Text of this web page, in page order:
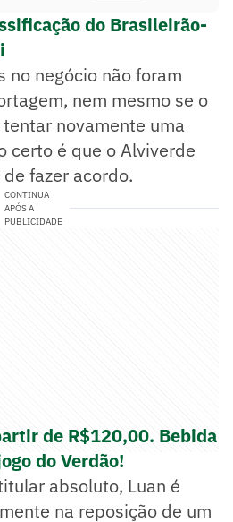
do Brasileirão-
no negócio não foram
nem mesmo se o
novamente uma
certo é que o Alviverde
fazer acordo.
CONTINUA
APÓS A
PUBLICIDADE
de R$120,00. Bebida
do Verdão!
absoluto, Luan é
na reposição de um